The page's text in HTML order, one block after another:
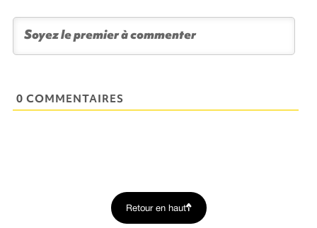
0 COMMENTAIRES
Retour en haut